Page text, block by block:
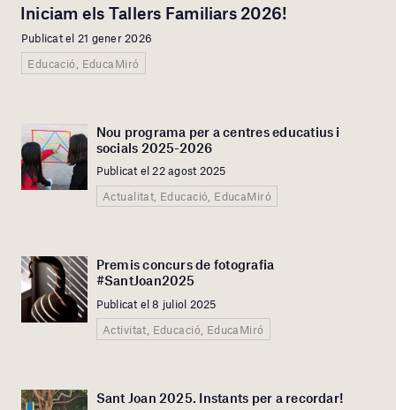
Iniciam els Tallers Familiars 2026!
Publicat el 21 gener 2026
Educació, EducaMiró
Nou programa per a centres educatius i
socials 2025-2026
Publicat el 22 agost 2025
Actualitat, Educació, EducaMiró
Premis concurs de fotografia
#SantJoan2025
Publicat el 8 juliol 2025
Activitat, Educació, EducaMiró
Sant Joan 2025. Instants per a recordar!